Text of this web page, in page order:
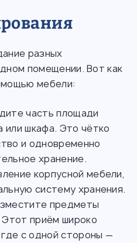
разных
помещении. Вот как
мебели:
часть площади
шкафа. Это чётко
и одновременно
хранение.
корпусной мебели,
систему хранения.
предметы
Этот приём широко
с одной стороны —